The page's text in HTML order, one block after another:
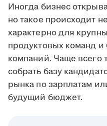
Иногда бизнес
но такое происходит
характерно для
продуктовых команд
компаний. Чаще всего
собрать базу
рынка по зарплатам
будущий бюджет.